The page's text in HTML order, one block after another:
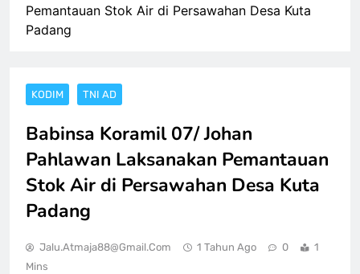
Pemantauan Stok Air di Persawahan Desa Kuta
Padang
KODIM TNI AD
Babinsa Koramil 07/ Johan
Pahlawan Laksanakan Pemantauan
Stok Air di Persawahan Desa Kuta
Padang
Jalu.atmaja88@gmail.com 1 Tahun Ago 0
1
Mins